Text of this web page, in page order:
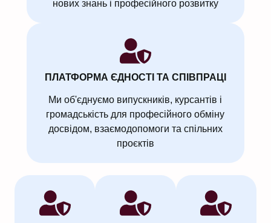
нових знань і професійного розвитку
ПЛАТФОРМА ЄДНОСТІ ТА СПІВПРАЦІ
Ми об'єднуємо випускників, курсантів і
громадськість для професійного обміну
досвідом, взаємодопомоги та спільних
проєктів